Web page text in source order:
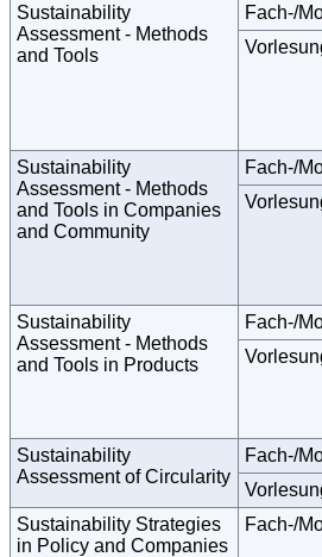
Sustainability
Assessment - Methods
and Tools
Fach-/
Sustainability
Assessment - Methods
and Tools in Companies
and Community
Fach-/
Sustainability
Assessment - Methods
and Tools in Products
Fach-/
Sustainability
Assessment of Circularity
Fach-/
Sustainability Strategies
in Policy and Companies
Fach-/